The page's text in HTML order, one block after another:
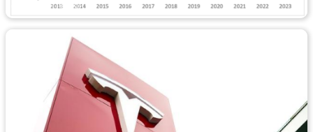
2025年11月13日